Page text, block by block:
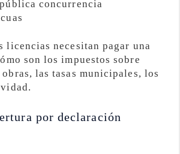
concurrencia
licencias necesitan pagar una
son los impuestos sobre
las tasas municipales, los
por declaración